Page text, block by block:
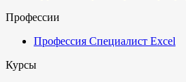
Профессии
Профессия Специалист Excel
Курсы